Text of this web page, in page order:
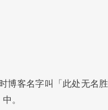
博客名字叫「此处无名
。